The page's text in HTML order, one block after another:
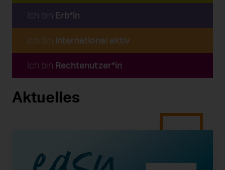
Ich bin Erb*in
Ich bin international aktiv
Ich bin Rechtenutzer*in
Aktuelles